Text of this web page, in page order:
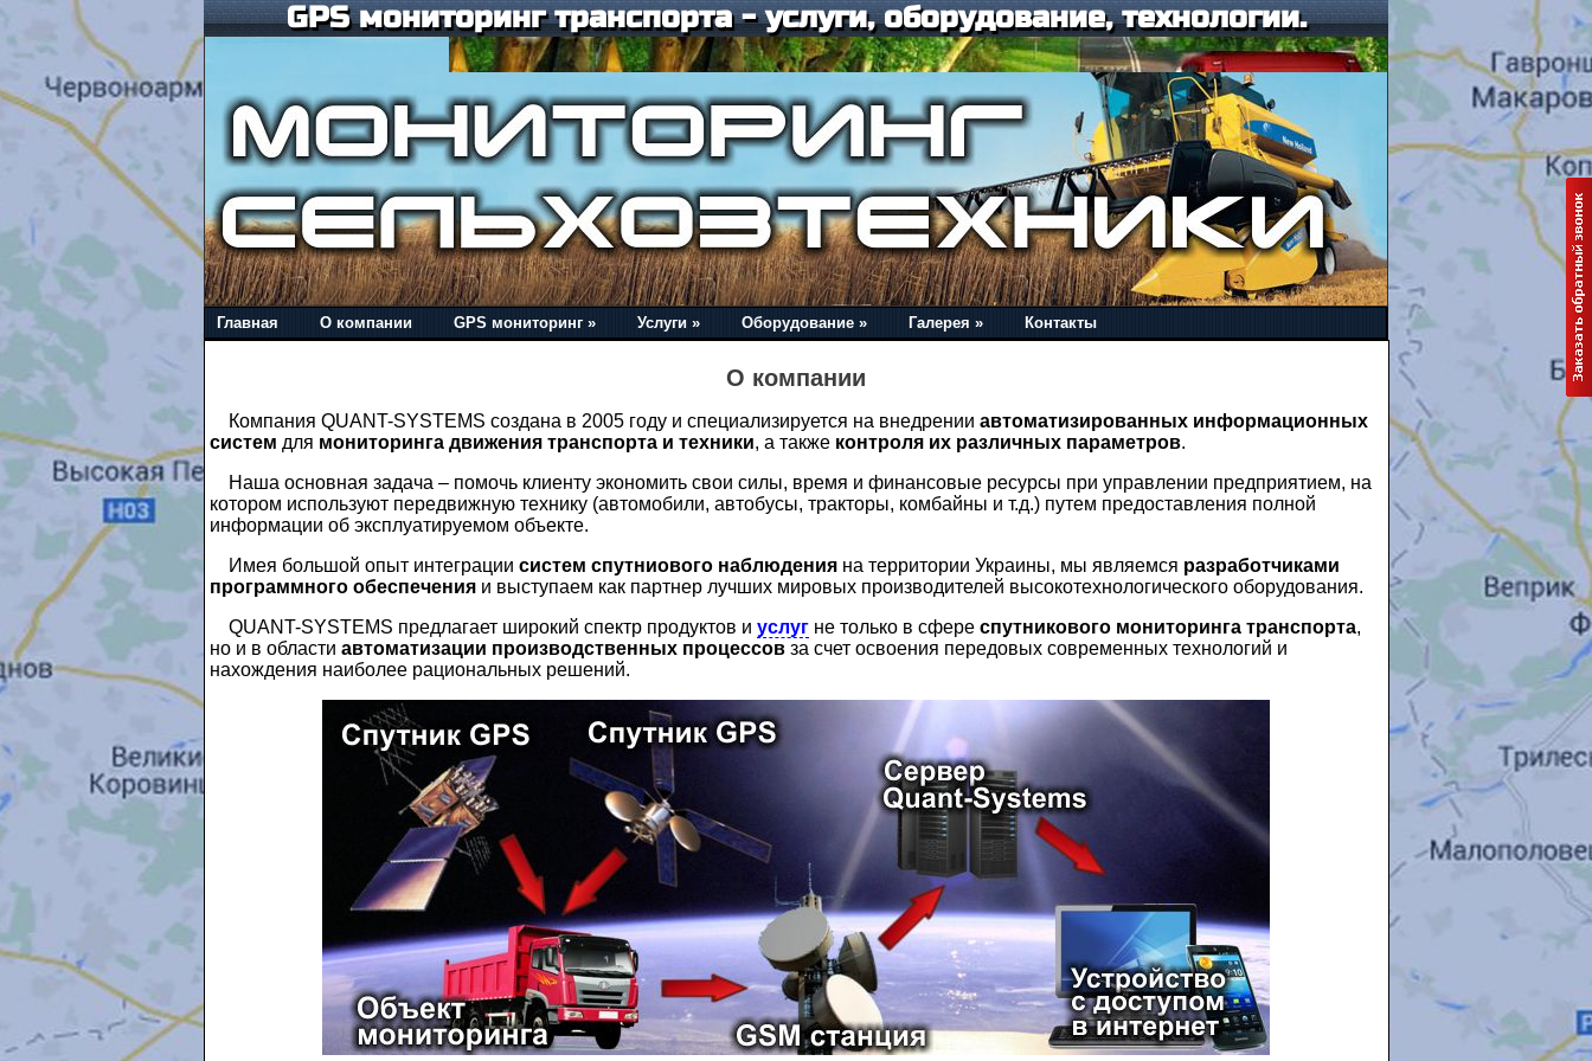
GPS мониторинг транспорта - услуги, оборудование, технологии.
Главная О компании GPS мониторинг » Услуги » Оборудование » Галерея » Контакты
О компании
Компания QUANT-SYSTEMS создана в 2005 году и специализируется на внедрении автоматизированных информационных
систем для мониторинга движения транспорта и техники, а также контроля их различных параметров.
Наша основная задача – помочь клиенту экономить свои силы, время и финансовые ресурсы при управлении предприятием, на
котором используют передвижную технику (автомобили, автобусы, тракторы, комбайны и т.д.) путем предоставления полной
информации об эксплуатируемом объекте.
Имея большой опыт интеграции систем спутниового наблюденияна территории Украины, мы являемся разработчиками
программного обеспеченияи выступаем как партнер лучших мировых производителей высокотехнологического оборудования.
QUANT-SYSTEMS предлагает широкий спектр продуктов и услугне только в сфере спутникового мониторинга транспорта,
но и в области автоматизации производственных процессовза счет освоения передовых современных технологий и
нахождения наиболее рациональных решений.